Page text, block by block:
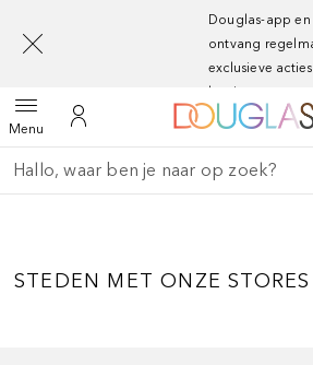
Douglas-app en
ontvang
exclusieve
kortingen
MenuOpen menuNaar Mijn Account
Ga terug
Zoekopdracht uitvoeren
STEDEN MET ONZE STORES
[navigation.slideout.screenreader]